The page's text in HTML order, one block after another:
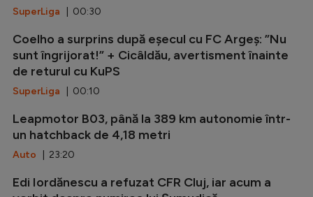
SuperLiga | 00:30
Coelho a surprins după eșecul cu FC Argeș: ”Nu
sunt îngrijorat!” + Cicâldău, avertisment înainte
de returul cu KuPS
SuperLiga | 00:10
Leapmotor B03, până la 389 km autonomie într-
un hatchback de 4,18 metri
Auto | 23:20
Edi Iordănescu a refuzat CFR Cluj, iar acum a